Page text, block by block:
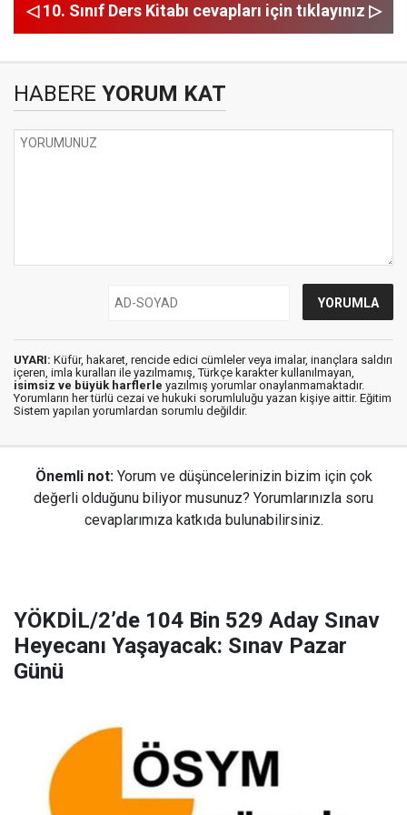
◁ 10. Sınıf Ders Kitabı cevapları için tıklayınız ▷
HABERE YORUM KAT
UYARI: Küfür, hakaret, rencide edici cümleler veya imalar, inançlara saldırı
içeren, imla kuralları ile yazılmamış, Türkçe karakter kullanılmayan,
isimsiz ve büyük harflerle yazılmış yorumlar onaylanmamaktadır.
Yorumların her türlü cezai ve hukuki sorumluluğu yazan kişiye aittir. Eğitim
Sistem yapılan yorumlardan sorumlu değildir.
Önemli not: Yorum ve düşüncelerinizin bizim için çok
değerli olduğunu biliyor musunuz? Yorumlarınızla soru
cevaplarımıza katkıda bulunabilirsiniz.
YÖKDİL/2’de 104 Bin 529 Aday Sınav
Heyecanı Yaşayacak: Sınav Pazar
Günü